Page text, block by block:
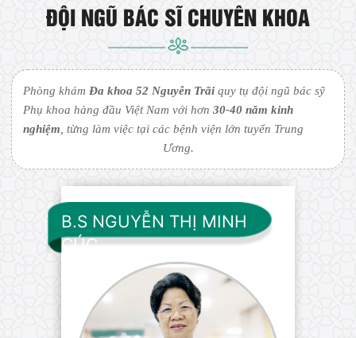
ĐỘI NGŨ BÁC SĨ CHUYÊN KHOA
Phòng khámĐa khoa 52 Nguyễn Trãi quy tụ đội ngũ bác sỹ
Phụ khoa hàng đầu Việt Nam với hơn30-40 năm kinh
nghiệm , từng làm việc tại các bệnh viện lớn tuyến Trung
Ương.
B.S NGUYỄN THỊ MINH
CÚC